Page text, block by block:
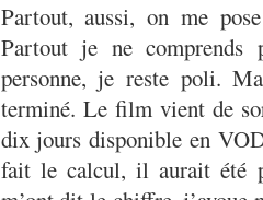
Partout, aussi, on me
Partout je ne comprends
personne, je reste poli.
terminé. Le film vient de
dix jours disponible en
fait le calcul, il aurait été